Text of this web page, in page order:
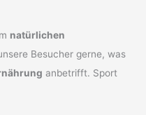
natürlichen
Besucher gerne, was
anbetrifft. Sport